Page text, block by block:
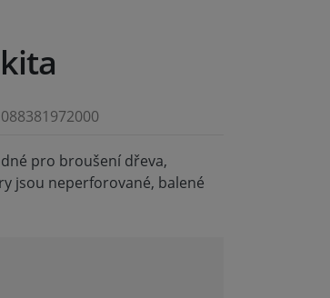
pro broušení dřeva,
jsou neperforované, balené